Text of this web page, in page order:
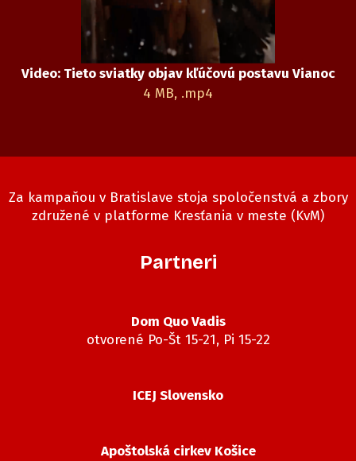
Video: Tieto sviatky objav kľúčovú postavu Vianoc
4 MB, .mp4
Za kampaňou v Bratislave stoja spoločenstvá a zbory
združené v platforme Kresťania v meste (KvM)
Partneri
Dom Quo Vadis
otvorené Po-Št 15-21, Pi 15-22
ICEJ Slovensko
Apoštolská cirkev Košice